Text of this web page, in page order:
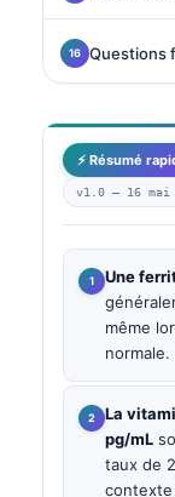
Questions
⚡ Résumé
v1.0 — 16 mai
Une
même
normale.
La
pg/mL
taux de
contexte